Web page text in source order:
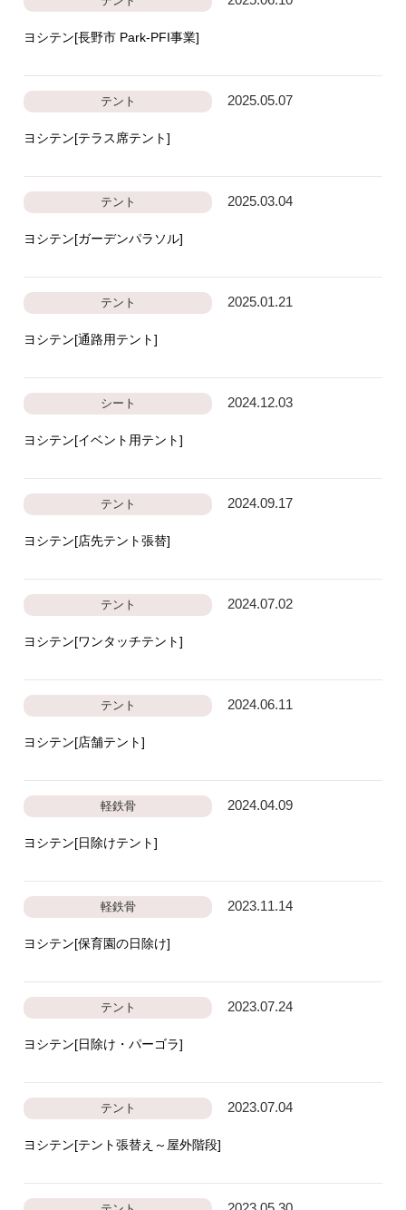
ヨシテン[長野市 Park-PFI事業]
テント 2025.05.07
ヨシテン[テラス席テント]
テント 2025.03.04
ヨシテン[ガーデンパラソル]
テント 2025.01.21
ヨシテン[通路用テント]
シート 2024.12.03
ヨシテン[イベント用テント]
テント 2024.09.17
ヨシテン[店先テント張替]
テント 2024.07.02
ヨシテン[ワンタッチテント]
テント 2024.06.11
ヨシテン[店舗テント]
軽鉄骨 2024.04.09
ヨシテン[日除けテント]
軽鉄骨 2023.11.14
ヨシテン[保育園の日除け]
テント 2023.07.24
ヨシテン[日除け・パーゴラ]
テント 2023.07.04
ヨシテン[テント張替え～屋外階段]